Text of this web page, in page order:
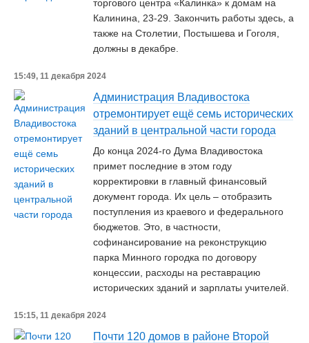
торгового центра «Калинка» к домам на
Калинина, 23-29. Закончить работы здесь, а
также на Столетии, Постышева и Гоголя,
должны в декабре.
15:49, 11 декабря 2024
Администрация Владивостока
отремонтирует ещё семь исторических
зданий в центральной части города
До конца 2024-го Дума Владивостока
примет последние в этом году
корректировки в главный финансовый
документ города. Их цель – отобразить
поступления из краевого и федерального
бюджетов. Это, в частности,
софинансирование на реконструкцию
парка Минного городка по договору
концессии, расходы на реставрацию
исторических зданий и зарплаты учителей.
15:15, 11 декабря 2024
Почти 120 домов в районе Второй